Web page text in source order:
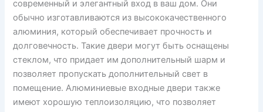
современный и элегантный вход в ваш дом. Они
обычно изготавливаются из высококачественного
алюминия, который обеспечивает прочность и
долговечность. Такие двери могут быть оснащены
стеклом, что придает им дополнительный шарм и
позволяет пропускать дополнительный свет в
помещение. Алюминиевые входные двери также
имеют хорошую теплоизоляцию, что позволяет